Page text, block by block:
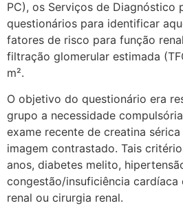
PC), os Serviços de Diagnóstico
questionários para identificar
fatores de risco para função
filtração glomerular estimada
m².
O objetivo do questionário era
grupo a necessidade
exame recente de creatina
imagem contrastado. Tais
anos, diabetes melito,
congestão/insuficiência cardíaca
renal ou cirurgia renal.